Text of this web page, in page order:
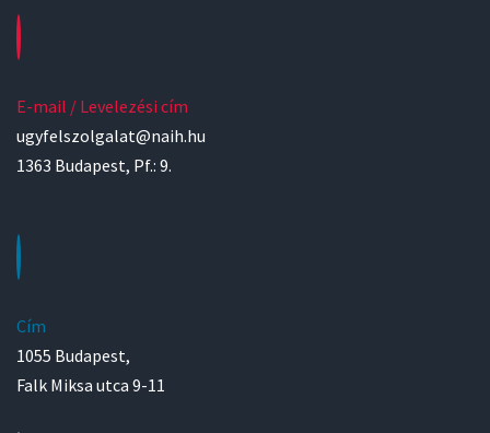
E-mail / Levelezési cím
ugyfelszolgalat@naih.hu
1363 Budapest, Pf.: 9.
Cím
1055 Budapest,
Falk Miksa utca 9-11